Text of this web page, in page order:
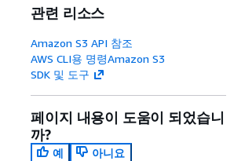
관련 리소스
Amazon S3 API 참조
AWS CLI용 명령Amazon S3
SDK 및 도구
페이지 내용이 도움이 되었습니
까?
예
아니요